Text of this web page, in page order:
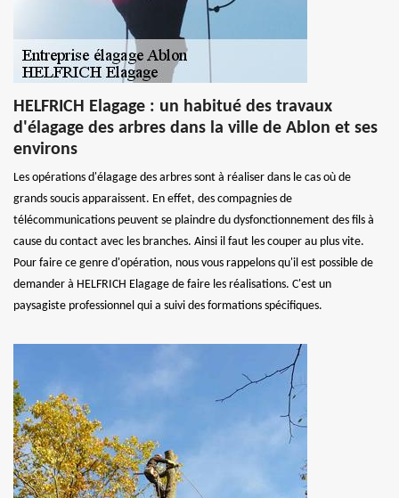
HELFRICH Elagage : un habitué des travaux
d'élagage des arbres dans la ville de Ablon et ses
environs
Les opérations d'élagage des arbres sont à réaliser dans le cas où de
grands soucis apparaissent. En effet, des compagnies de
télécommunications peuvent se plaindre du dysfonctionnement des fils à
cause du contact avec les branches. Ainsi il faut les couper au plus vite.
Pour faire ce genre d'opération, nous vous rappelons qu'il est possible de
demander à HELFRICH Elagage de faire les réalisations. C'est un
paysagiste professionnel qui a suivi des formations spécifiques.